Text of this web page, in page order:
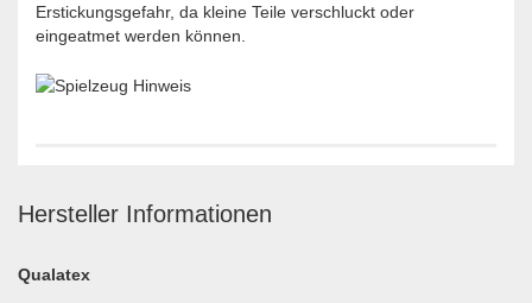
Erstickungsgefahr, da kleine Teile verschluckt oder
eingeatmet werden können.
Hersteller Informationen
Qualatex